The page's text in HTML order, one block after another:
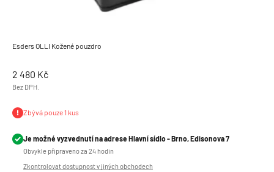
Esders OLLI Kožené pouzdro
Prodejní cena
2 480 Kč
Bez DPH.
Zbývá pouze 1 kus
Je možné vyzvednutí na adrese Hlavní sídlo - Brno, Edisonova 7
Obvykle připraveno za 24 hodin
Zkontrolovat dostupnost v jiných obchodech